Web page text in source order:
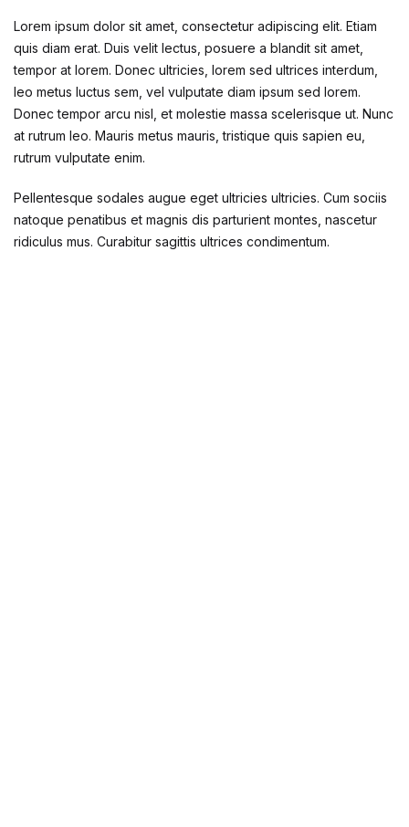
Lorem ipsum dolor sit amet, consectetur adipiscing elit. Etiam
quis diam erat. Duis velit lectus, posuere a blandit sit amet,
tempor at lorem. Donec ultricies, lorem sed ultrices interdum,
leo metus luctus sem, vel vulputate diam ipsum sed lorem.
Donec tempor arcu nisl, et molestie massa scelerisque ut. Nunc
at rutrum leo. Mauris metus mauris, tristique quis sapien eu,
rutrum vulputate enim.
Pellentesque sodales augue eget ultricies ultricies. Cum sociis
natoque penatibus et magnis dis parturient montes, nascetur
ridiculus mus. Curabitur sagittis ultrices condimentum.